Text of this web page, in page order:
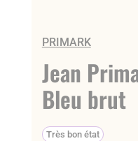
PRIMARK
Jean
Bleu brut
Très bon état